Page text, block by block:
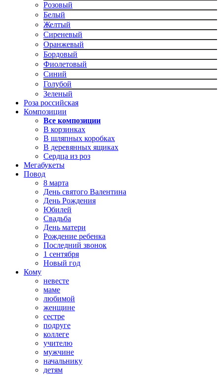
Розовый
Белый
Желтый
Сиреневый
Оранжевый
Бордовый
Фиолетовый
Синий
Голубой
Зеленый
Роза российская
Композиции
Все композиции
В корзинках
В шляпных коробках
В деревянных ящиках
Сердца из роз
Мегабукеты
Повод
8 марта
День святого Валентина
День Рождения
Юбилей
Свадьба
День матери
Рождение ребенка
Последний звонок
1 сентября
Новый год
Кому
невесте
маме
любимой
женщине
сестре
подруге
коллеге
учителю
мужчине
начальнику
детям